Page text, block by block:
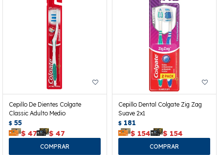
Cepillo De Dientes Colgate
Classic Adulto Medio
$ 55
$ 47 $ 47
Cepillo Dental Colgate Zig Zag
Suave 2x1
$ 181
$ 154 $ 154